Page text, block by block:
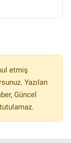
etmiş
Yazılan
Güncel